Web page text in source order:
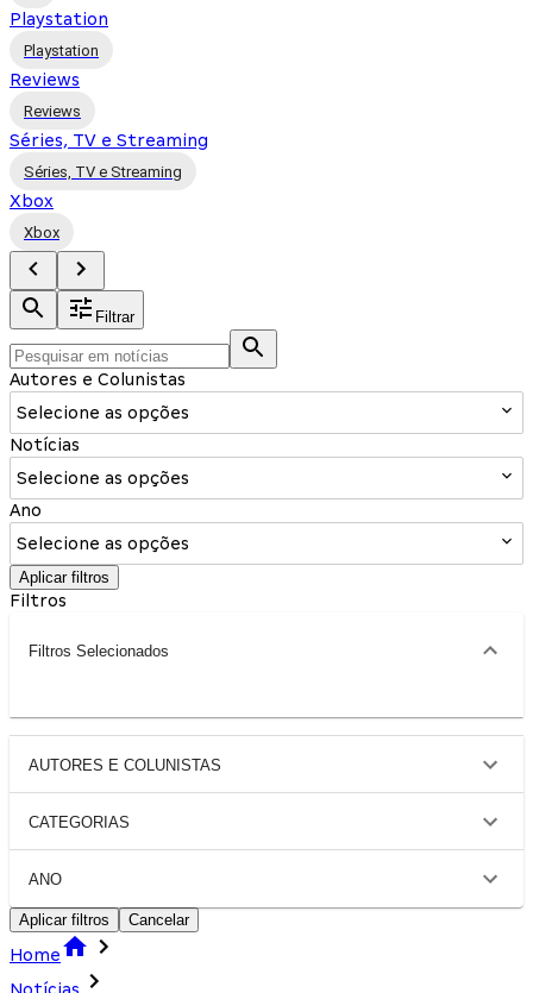
Playstation
Playstation
Reviews
Reviews
Séries, TV e Streaming
Séries, TV e Streaming
Xbox
Xbox
Filtrar
Autores e Colunistas
Selecione as opções
Notícias
Selecione as opções
Ano
Selecione as opções
Aplicar filtros
Filtros
Filtros Selecionados
AUTORES E COLUNISTAS
CATEGORIAS
ANO
Aplicar filtros Cancelar
Home